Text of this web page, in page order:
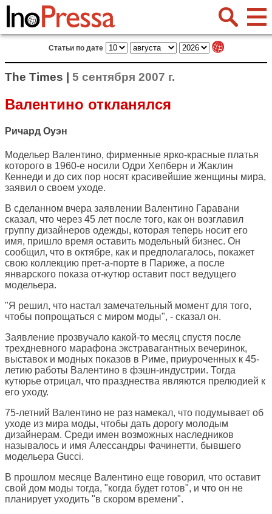
Статьи по дате
The Times | 5 сентября 2007 г.
Валентино откланялся
Ричард Оуэн
Модельер Валентино, фирменные ярко-красные платья
которого в 1960-е носили Одри Хепберн и Жаклин
Кеннеди и до сих пор носят красивейшие женщины мира,
заявил о своем уходе.
В сделанном вчера заявлении Валентино Гаравани
сказал, что через 45 лет после того, как он возглавил
группу дизайнеров одежды, которая теперь носит его
имя, пришло время оставить модельный бизнес. Он
сообщил, что в октябре, как и предполагалось, покажет
свою коллекцию прет-а-порте в Париже, а после
январского показа от-кутюр оставит пост ведущего
модельера.
"Я решил, что настал замечательный момент для того,
чтобы попрощаться с миром моды", - сказал он.
Заявление прозвучало какой-то месяц спустя после
трехдневного марафона экстравагантных вечеринок,
выставок и модных показов в Риме, приуроченных к 45-
летию работы Валентино в фэшн-индустрии. Тогда
кутюрье отрицал, что празднества являются прелюдией к
его уходу.
75-летний Валентино не раз намекал, что подумывает об
уходе из мира моды, чтобы дать дорогу молодым
дизайнерам. Среди имен возможных наследников
называлось и имя Алессандры Фачинетти, бывшего
модельера Gucci.
В прошлом месяце Валентино еще говорил, что оставит
свой дом моды тогда, "когда будет готов", и что он не
планирует уходить "в скором времени".